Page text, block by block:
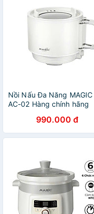
Nồi Nấu Đa Năng MAGIC
AC-02 Hàng chính hãng
990.000 đ